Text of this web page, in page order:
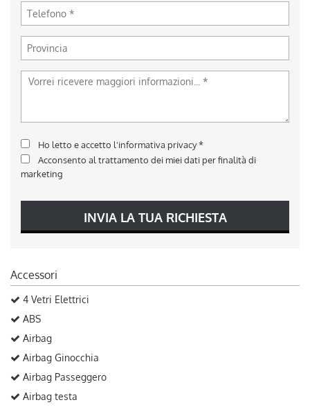
Ho letto e accetto l'informativa privacy*
Acconsento al trattamento dei miei dati per finalità di
marketing
INVIA LA TUA RICHIESTA
Accessori
4 Vetri Elettrici
ABS
Airbag
Airbag Ginocchia
Airbag Passeggero
Airbag testa